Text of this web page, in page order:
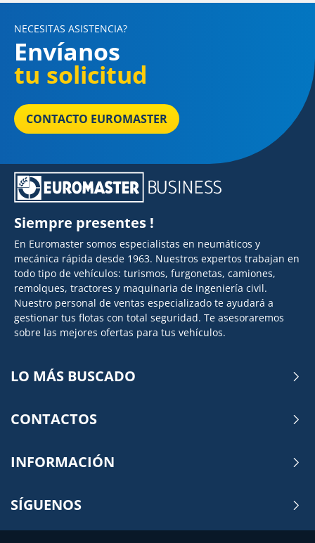
NECESITAS ASISTENCIA?
Envíanos
tu solicitud
CONTACTO EUROMASTER
Siempre presentes !
En Euromaster somos especialistas en neumáticos y
mecánica rápida desde 1963. Nuestros expertos trabajan en
todo tipo de vehículos: turismos, furgonetas, camiones,
remolques, tractores y maquinaria de ingeniería civil.
Nuestro personal de ventas especializado te ayudará a
gestionar tus flotas con total seguridad. Te asesoraremos
sobre las mejores ofertas para tus vehículos.
LO MÁS BUSCADO
CONTACTOS
INFORMACIÓN
SÍGUENOS